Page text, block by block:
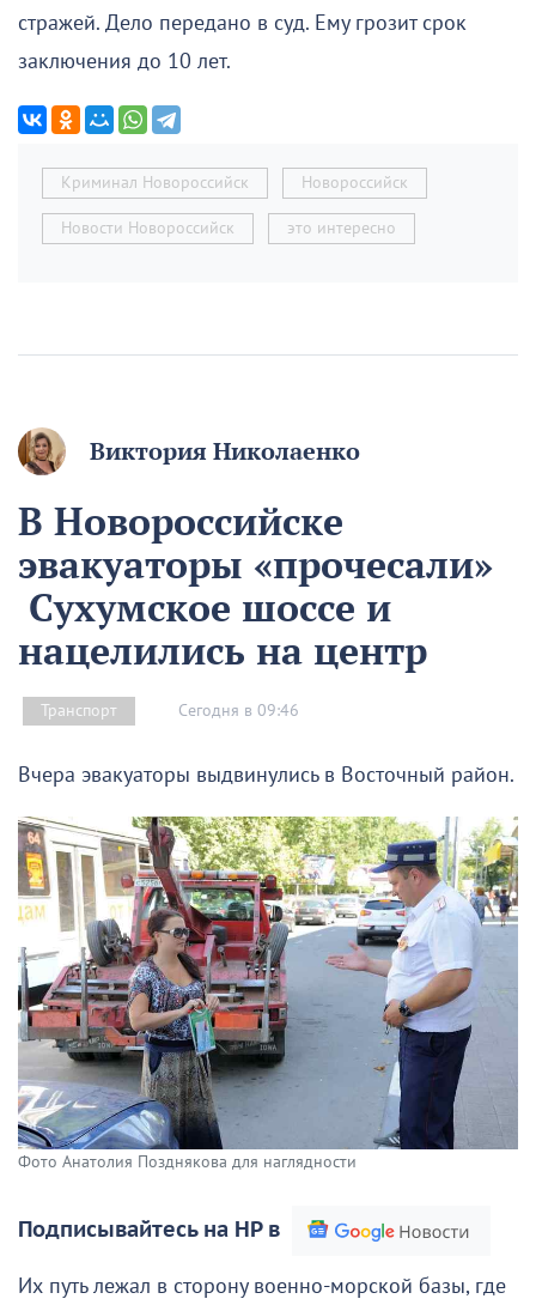
стражей. Дело передано в суд. Ему грозит срок
заключения до 10 лет.
Криминал Новороссийск Новороссийск
Новости Новороссийск это интересно
Виктория Николаенко
В Новороссийске
эвакуаторы «прочесали»
Сухумское шоссе и
нацелились на центр
Транспорт Сегодня в 09:46
Вчера эвакуаторы выдвинулись в Восточный район.
Фото Анатолия Позднякова для наглядности
Подписывайтесь на НР в
Их путь лежал в сторону военно-морской базы, где